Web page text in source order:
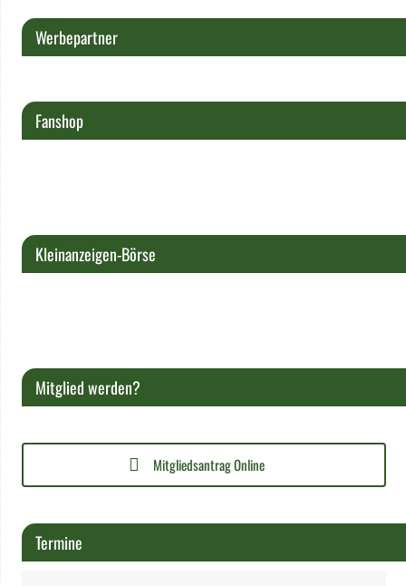
Werbepartner
Fanshop
Kleinanzeigen-Börse
Mitglied werden?
Mitgliedsantrag Online
Termine